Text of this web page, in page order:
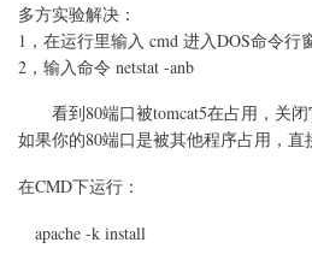
多方实验解决：
1，在运行里输入 cmd 进入DOS命令行
2，输入命令 netstat -anb
看到80端口被tomcat5在占用，关闭
如果你的80端口是被其他程序占用，直
在CMD下运行：
apache -k install